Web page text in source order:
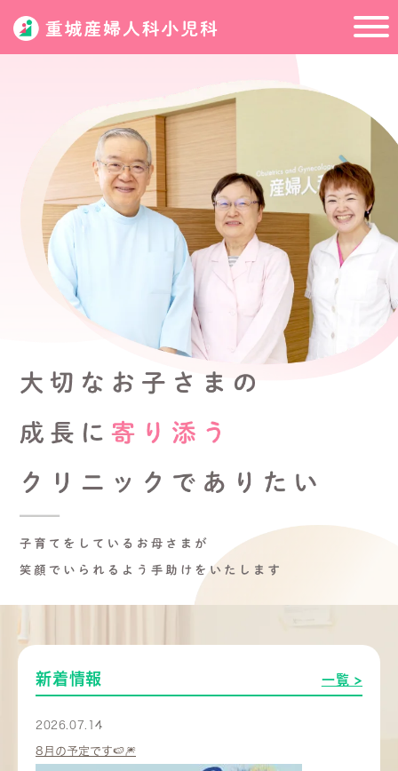
新着情報 一覧 >
2026.07.14
8月の予定です🍉🎆